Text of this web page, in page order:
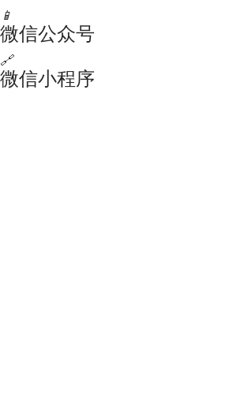
📱
微信公众号
🔗
微信小程序